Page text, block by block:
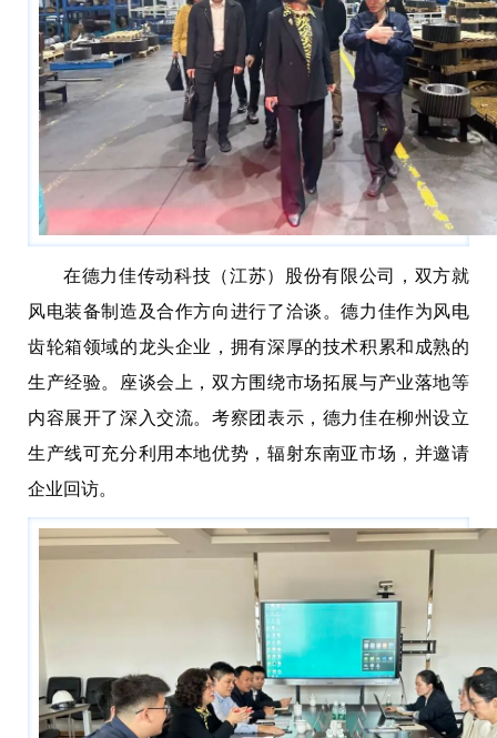
在德力佳传动科技（江苏）股份有限公司，双方就
风电装备制造及合作方向进行了洽谈。德力佳作为风电
齿轮箱领域的龙头企业，拥有深厚的技术积累和成熟的
生产经验。座谈会上，双方围绕市场拓展与产业落地等
内容展开了深入交流。考察团表示，德力佳在柳州设立
生产线可充分利用本地优势，辐射东南亚市场，并邀请
企业回访。